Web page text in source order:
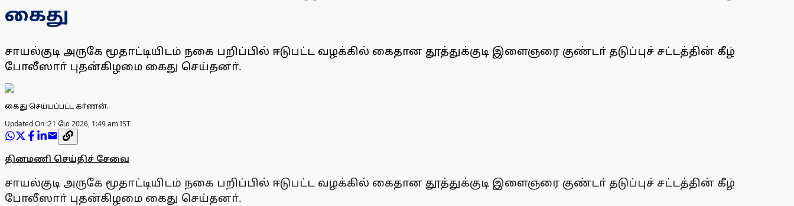
கைது
சாயல்குடி அருகே மூதாட்டியிடம் நகை பறிப்பில் ஈடுபட்ட வழக்கில் கைதான தூத்துக்குடி இளைஞரை குண்டா் தடுப்புச் சட்டத்தின் கீழ்
போலீஸாா் புதன்கிழமை கைது செய்தனா்.
கைது செய்யப்பட்ட கா்ணன்.
Updated On :21 மே 2026, 1:49 am IST
தினமணி செய்திச் சேவை
சாயல்குடி அருகே மூதாட்டியிடம் நகை பறிப்பில் ஈடுபட்ட வழக்கில் கைதான தூத்துக்குடி இளைஞரை குண்டா் தடுப்புச் சட்டத்தின் கீழ்
போலீஸாா் புதன்கிழமை கைது செய்தனா்.